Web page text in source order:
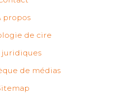
propos
de cire
juridiques
de médias